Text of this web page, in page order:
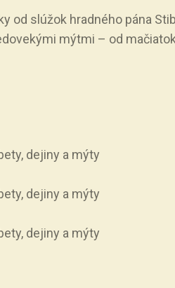
od slúžok hradného pána
mýtmi – od
dejiny a mýty
dejiny a mýty
dejiny a mýty